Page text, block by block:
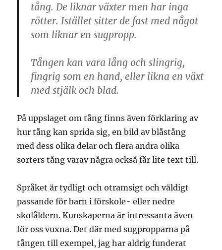
tång. De liknar växter men har inga
rötter. Istället sitter de fast med något
som liknar en sugpropp.
Tången kan vara lång och slingrig,
fingrig som en hand, eller likna en växt
med stjälk och blad.
På uppslaget om tång finns även förklaring av
hur tång kan sprida sig, en bild av blåstång
med dess olika delar och flera andra olika
sorters tång varav några också får lite text till.
Språket är tydligt och otramsigt och väldigt
passande för barn i förskole- eller nedre
skolåldern. Kunskaperna är intressanta även
för oss vuxna. Det där med sugpropparna på
tången till exempel, jag har aldrig funderat